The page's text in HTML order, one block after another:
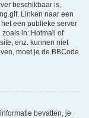
beschikbaar is,
Linken naar een
een publieke server
in: Hotmail of
enz. kunnen niet
moet je de BBCode
bevatten, je